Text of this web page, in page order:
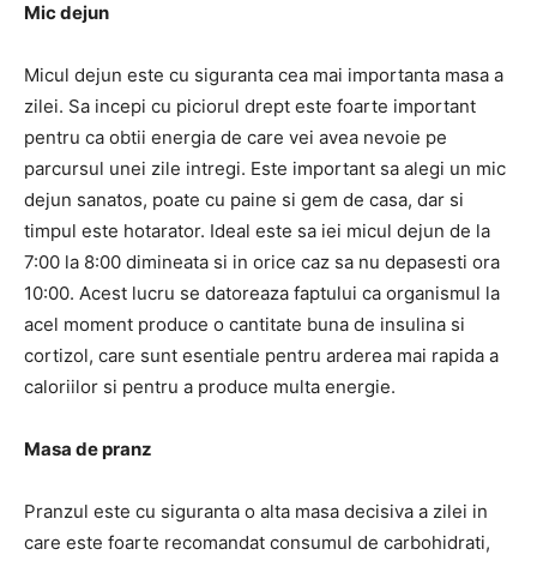
Mic dejun
Micul dejun este cu siguranta cea mai importanta masa a
zilei. Sa incepi cu piciorul drept este foarte important
pentru ca obtii energia de care vei avea nevoie pe
parcursul unei zile intregi. Este important sa alegi un mic
dejun sanatos, poate cu paine si gem de casa, dar si
timpul este hotarator. Ideal este sa iei micul dejun de la
7:00 la 8:00 dimineata si in orice caz sa nu depasesti ora
10:00. Acest lucru se datoreaza faptului ca organismul la
acel moment produce o cantitate buna de insulina si
cortizol, care sunt esentiale pentru arderea mai rapida a
caloriilor si pentru a produce multa energie.
Masa de pranz
Pranzul este cu siguranta o alta masa decisiva a zilei in
care este foarte recomandat consumul de carbohidrati,